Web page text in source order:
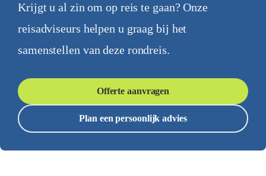
Krijgt u al zin om op reis te gaan? Onze
reisadviseurs helpen u graag bij het
samenstellen van deze rondreis.
Offerte aanvragen
Plan een persoonlijk advies